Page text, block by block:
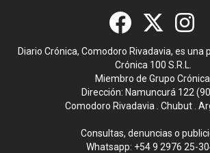
Diario Crónica, Comodoro Rivadavia, es una
Crónica 100 S.R.L.
Miembro de Grupo Crónica.
Dirección: Namuncurá 122
Comodoro Rivadavia . Chubut .
Consultas, denuncias o
Whatsapp: +54 9 2976 25-